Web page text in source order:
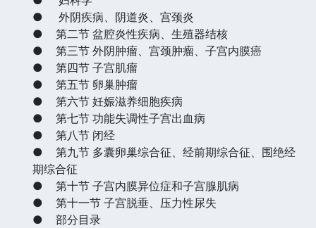
●
外阴疾病、阴道炎、宫颈炎
●
第二节 盆腔炎性疾病、生殖器结核
●
第三节 外阴肿瘤、宫颈肿瘤、子宫内膜癌
●
第四节 子宫肌瘤
●
第五节 卵巢肿瘤
●
第六节 妊娠滋养细胞疾病
●
第七节 功能失调性子宫出血病
●
第八节 闭经
●
第九节 多囊卵巢综合征、经前期综合征、围绝经
期综合征
●
第十节 子宫内膜异位症和子宫腺肌病
●
第十一节 子宫脱垂、压力性尿失
●
部分目录